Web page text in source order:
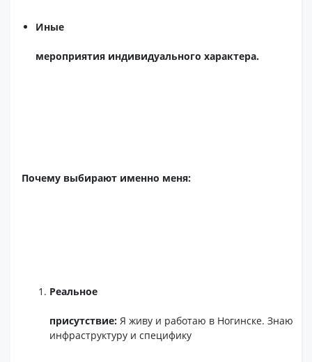
Иные
мероприятия индивидуального характера.
Почему выбирают именно меня:
Реальное
присутствие: Я живу и работаю в Ногинске. Знаю
инфраструктуру и специфику